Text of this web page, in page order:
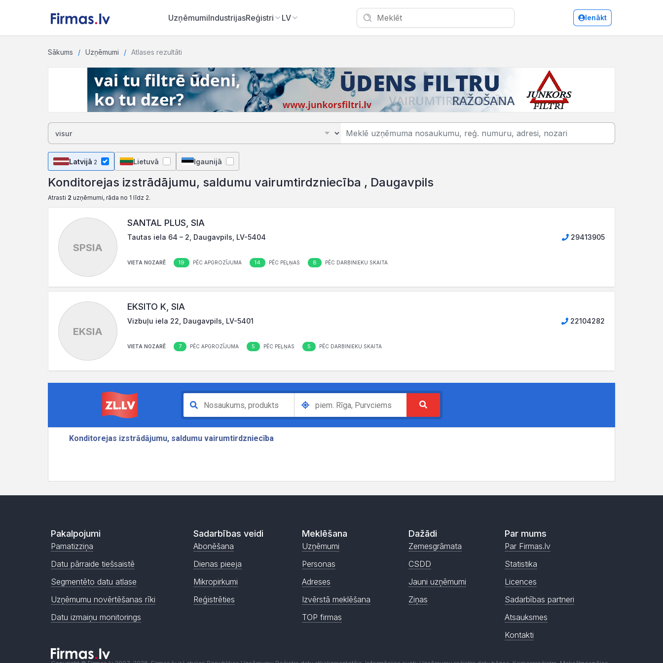
UzņēmumiIndustrijasReģistri LV Ienākt
Sākums Uzņēmumi Atlases rezultāti
Daugavpils/Konditorejas izstrādājumu, saldumu vairumtirdzniecība
Latvijā 2 Lietuvā Igaunijā
Konditorejas izstrādājumu, saldumu vairumtirdzniecība , Daugavpils
Atrasti 2 uzņēmumi, rāda no 1 līdz 2.
SPSIA
SANTAL PLUS, SIA
Tautas iela 64 – 2, Daugavpils, LV-5404 29413905
VIETA NOZARĒ 19 PĒC APGROZĪJUMA 14 PĒC PEĻŅAS 8 PĒC DARBINIEKU SKAITA
EKSIA
EKSITO K, SIA
Vizbuļu iela 22, Daugavpils, LV-5401 22104282
VIETA NOZARĒ 7 PĒC APGROZĪJUMA 5 PĒC PEĻŅAS 5 PĒC DARBINIEKU SKAITA
Pakalpojumi
Pamatizziņa
Datu pārraide tiešsaistē
Segmentēto datu atlase
Uzņēmumu novērtēšanas rīki
Datu izmaiņu monitorings
Sadarbības veidi
Abonēšana
Dienas pieeja
Mikropirkumi
Reģistrēties
Meklēšana
Uzņēmumi
Personas
Adreses
Izvērstā meklēšana
TOP firmas
Dažādi
Zemesgrāmata
CSDD
Jauni uzņēmumi
Ziņas
Par mums
Par Firmas.lv
Statistika
Licences
Sadarbības partneri
Atsauksmes
Kontakti